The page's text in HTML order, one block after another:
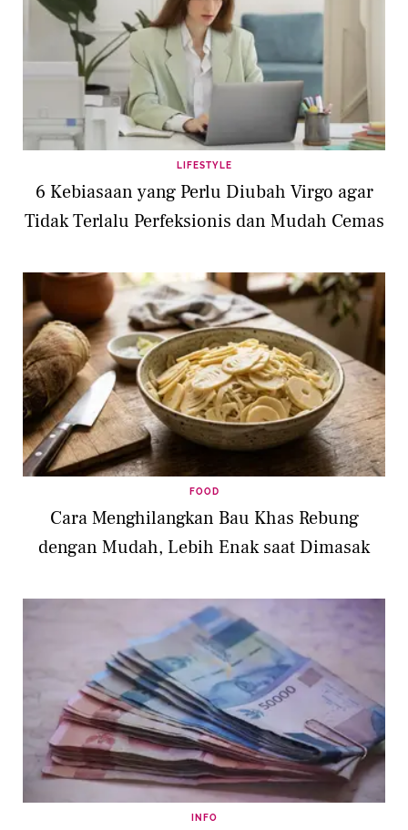
LIFESTYLE
6 Kebiasaan yang Perlu Diubah Virgo agar
Tidak Terlalu Perfeksionis dan Mudah Cemas
FOOD
Cara Menghilangkan Bau Khas Rebung
dengan Mudah, Lebih Enak saat Dimasak
INFO